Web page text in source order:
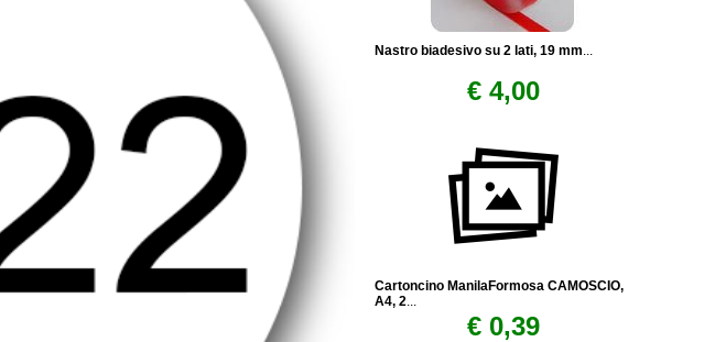
Nastro biadesivo su 2 lati, 19 mm...
€ 4,00
Cartoncino ManilaFormosa CAMOSCIO,
A4, 2...
€ 0,39